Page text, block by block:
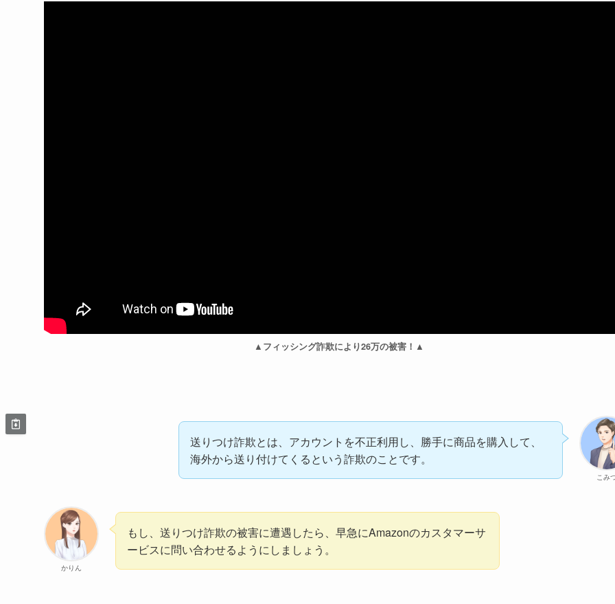
▲フィッシング詐欺により26万の被害！▲
こみ
送りつけ詐欺とは、アカウントを不正利用し、勝手に商品を購入して、
海外から送り付けてくるという詐欺のことです。
かりん
もし、送りつけ詐欺の被害に遭遇したら、早急にAmazonのカスタマーサ
ービスに問い合わせるようにしましょう。